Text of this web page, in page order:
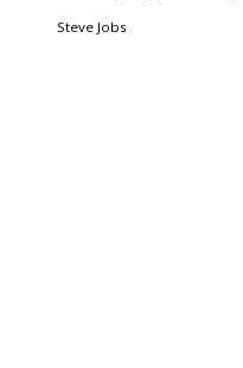
Steve Jobs